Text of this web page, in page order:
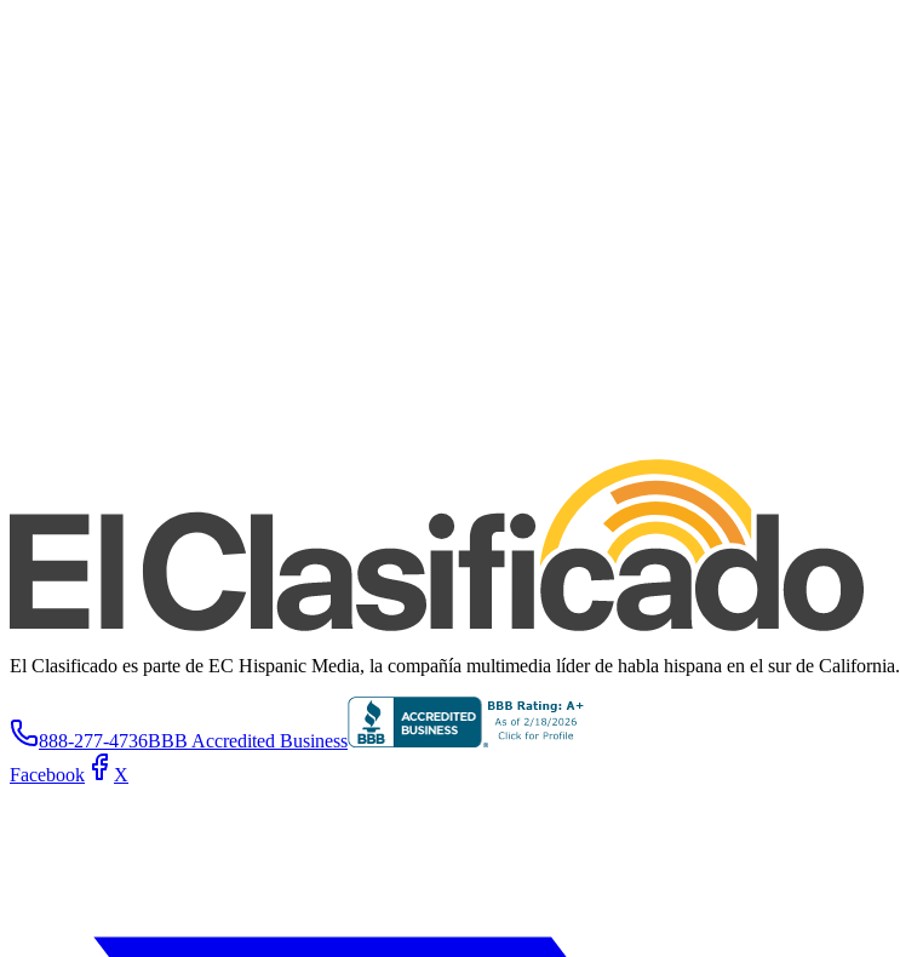
El Clasificado es parte de EC Hispanic Media, la compañía multimedia líder de habla hispana en el sur de California.
888-277-4736BBB Accredited Business
Facebook
X